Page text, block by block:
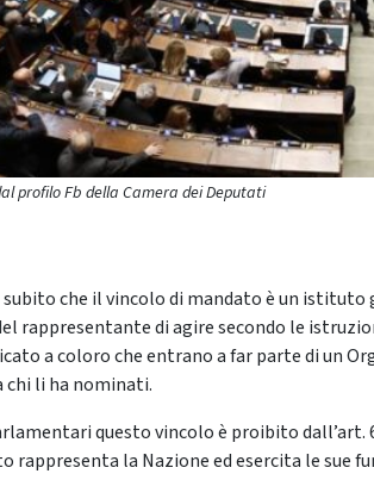
profilo Fb della Camera dei Deputati
che il vincolo di mandato è un
rappresentante di agire secondo le
a coloro che entrano a far parte di un
chi li ha nominati.
questo vincolo è proibito
rappresenta la Nazione ed esercita le sue